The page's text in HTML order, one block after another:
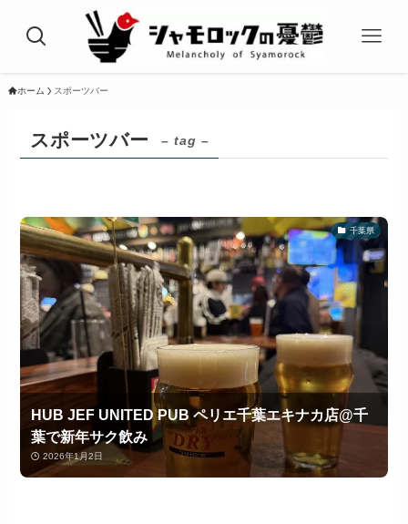
ホーム スポーツバー
スポーツバー – tag –
千葉県
HUB JEF UNITED PUB ペリエ千葉エキナカ店@千
葉で新年サク飲み
2026年1月2日